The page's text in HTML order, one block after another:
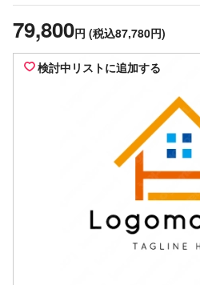
79,800円 (税込87,780円)
検討中リストに追加する